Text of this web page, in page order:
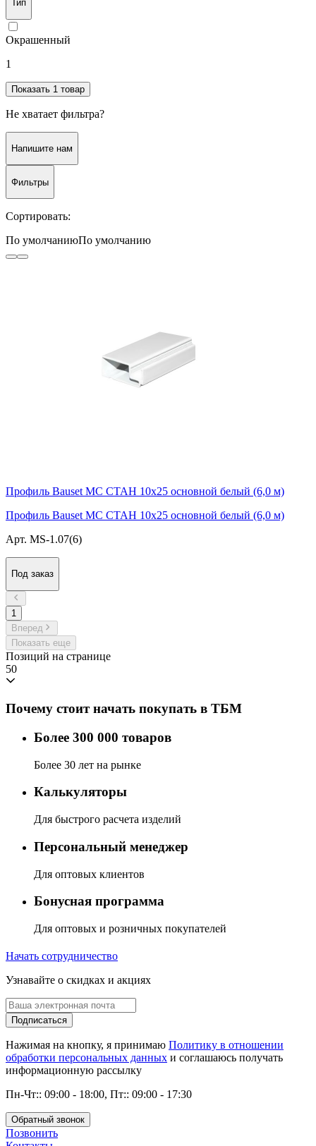
Тип
Окрашенный
1
Показать 1 товар
Не хватает фильтра?
Напишите нам
Фильтры
Сортировать:
По умолчаниюПо умолчанию
Профиль Bauset МС СТАН 10х25 основной белый (6,0 м)
Профиль Bauset МС СТАН 10х25 основной белый (6,0 м)
Арт. MS-1.07(6)
Под заказ
1
Вперед
Показать еще
Позиций на странице
50
Почему стоит начать покупать в ТБМ
Более 300 000 товаров
Более 30 лет на рынке
Калькуляторы
Для быстрого расчета изделий
Персональный менеджер
Для оптовых клиентов
Бонусная программа
Для оптовых и розничных покупателей
Начать сотрудничество
Узнавайте о скидках и акциях
Подписаться
Нажимая на кнопку, я принимаю Политику в отношении
обработки персональных данных и соглашаюсь получать
информационную рассылку
Пн-Чт:: 09:00 - 18:00, Пт:: 09:00 - 17:30
Обратный звонок
Позвонить